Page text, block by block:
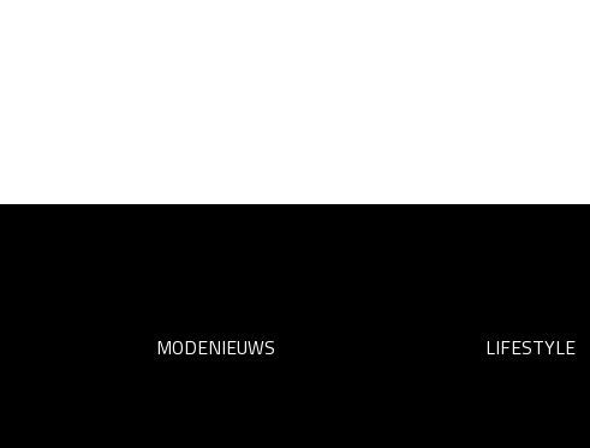
MODENIEUWS LIFESTYLE